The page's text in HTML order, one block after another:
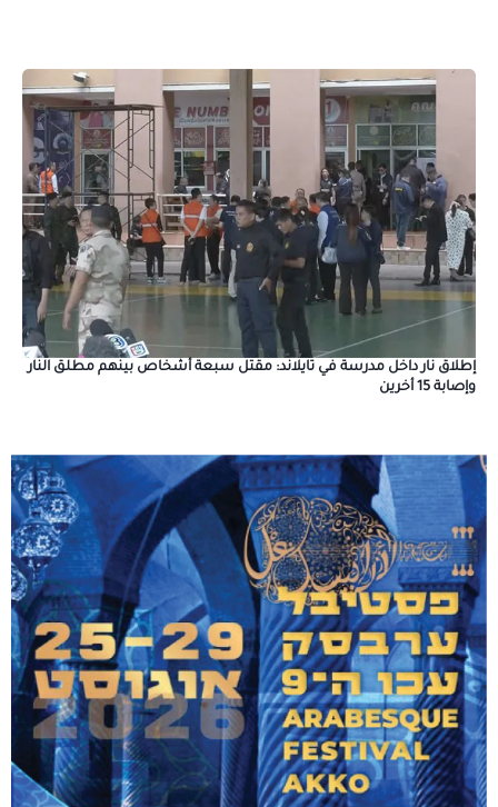
إطلاق نار داخل مدرسة في تايلاند: مقتل سبعة أشخاص بينهم مطلق النار
وإصابة 15 أخرين